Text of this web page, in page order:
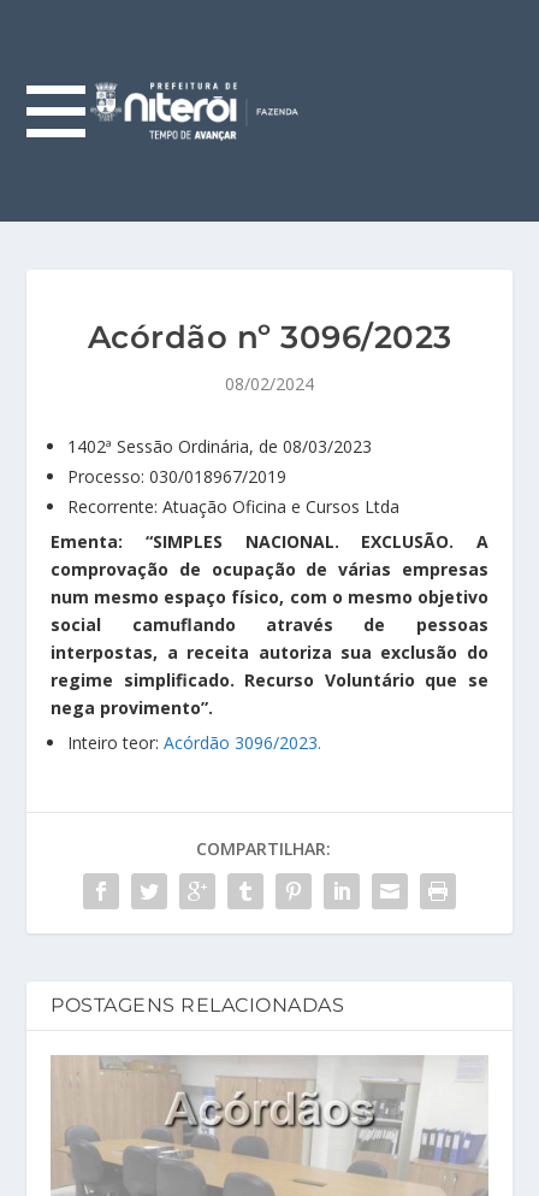
Acórdão nº 3096/2023
08/02/2024
1402ª Sessão Ordinária, de 08/03/2023
Processo: 030/018967/2019
Recorrente: Atuação Oficina e Cursos Ltda
Ementa: “SIMPLES NACIONAL. EXCLUSÃO. A
comprovação de ocupação de várias empresas
num mesmo espaço físico, com o mesmo objetivo
social camuflando através de pessoas
interpostas, a receita autoriza sua exclusão do
regime simplificado. Recurso Voluntário que se
nega provimento”.
Inteiro teor:Acórdão 3096/2023.
COMPARTILHAR:
POSTAGENS RELACIONADAS